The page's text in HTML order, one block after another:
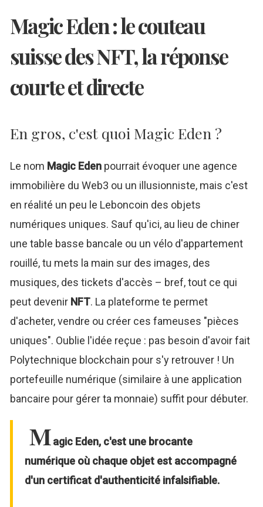
Magic Eden : le couteau
suisse des NFT, la réponse
courte et directe
En gros, c'est quoi Magic Eden ?
Le nom Magic Edenpourrait évoquer une agence
immobilière du Web3 ou un illusionniste, mais c'est
en réalité un peu le Leboncoin des objets
numériques uniques. Sauf qu'ici, au lieu de chiner
une table basse bancale ou un vélo d'appartement
rouillé, tu mets la main sur des images, des
musiques, des tickets d'accès – bref, tout ce qui
peut devenir NFT. La plateforme te permet
d'acheter, vendre ou créer ces fameuses "pièces
uniques". Oublie l'idée reçue : pas besoin d'avoir fait
Polytechnique blockchain pour s'y retrouver ! Un
portefeuille numérique (similaire à une application
bancaire pour gérer ta monnaie) suffit pour débuter.
Magic Eden, c'est une brocante
numérique où chaque objet est accompagné
d'un certificat d'authenticité infalsifiable.